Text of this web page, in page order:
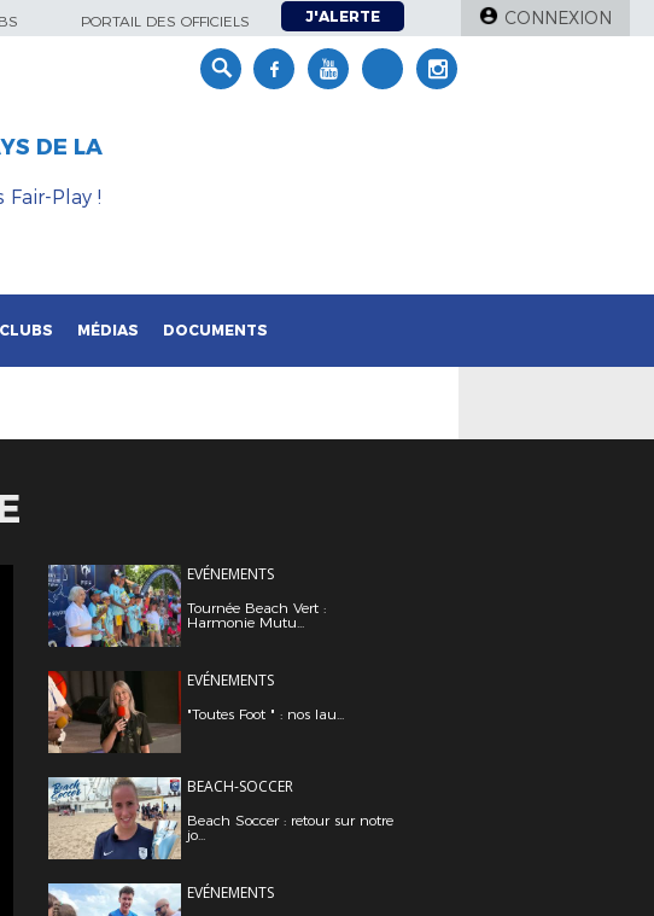
PORTAIL DES OFFICIELS J'ALERTE CONNEXION
DE LA
Fair-Play !
CLUBS MÉDIAS DOCUMENTS
EVÉNEMENTS
Tournée Beach Vert :
Harmonie Mutu...
EVÉNEMENTS
"Toutes Foot " : nos lau...
BEACH-SOCCER
Beach Soccer : retour sur notre
jo...
EVÉNEMENTS